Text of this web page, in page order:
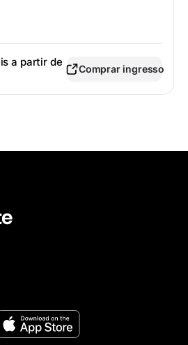
a partir de
Comprar ingresso